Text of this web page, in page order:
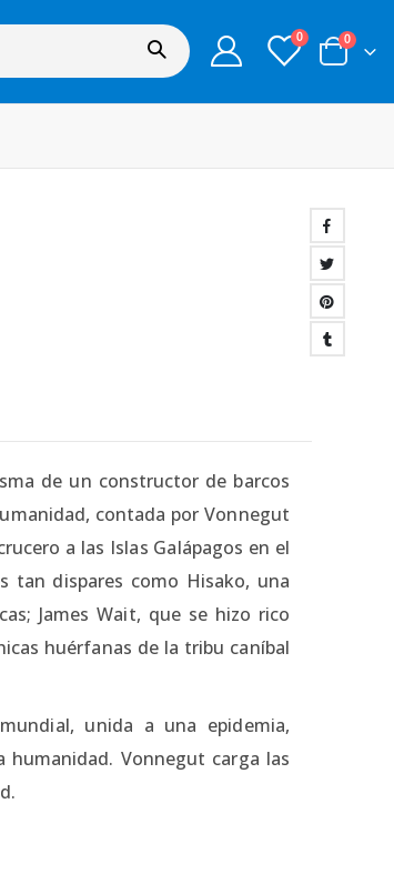
0 0
de un constructor de barcos
contada por Vonnegut
a las Islas Galápagos en el
tan dispares como Hisako, una
James Wait, que se hizo rico
huérfanas de la tribu caníbal
unida a una epidemia,
Vonnegut carga las